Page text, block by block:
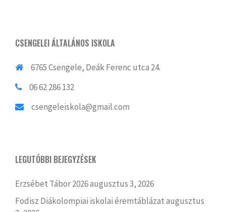
CSENGELEI ÁLTALÁNOS ISKOLA
6765 Csengele, Deák Ferenc utca 24.
06 62 286 132
csengeleiskola@gmail.com
LEGUTÓBBI BEJEGYZÉSEK
Erzsébet Tábor 2026augusztus 3, 2026
Fodisz Diákolompiai iskolai éremtáblázataugusztus